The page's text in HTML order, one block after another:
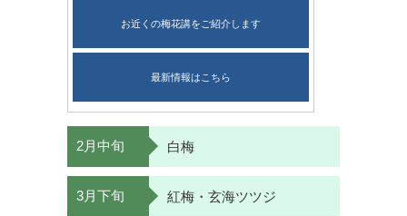
お近くの梅花講をご紹介します
最新情報はこちら
2月中旬 白梅
3月下旬 紅梅・玄海ツツジ